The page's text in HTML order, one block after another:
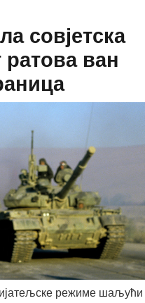
совјетска
ратова ван
режимe шаљући